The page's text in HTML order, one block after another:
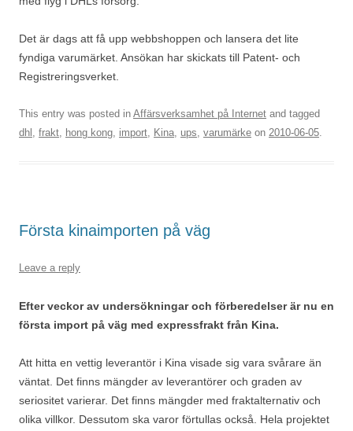
Det är dags att få upp webbshoppen och lansera det lite
fyndiga varumärket. Ansökan har skickats till Patent- och
Registreringsverket.
This entry was posted in Affärsverksamhet på Internet and tagged
dhl , frakt, hong kong, import, Kina, ups, varumärke on 2010-06-05.
Första kinaimporten på väg
Leave a reply
Efter veckor av undersökningar och förberedelser är nu en
första import på väg med expressfrakt från Kina.
Att hitta en vettig leverantör i Kina visade sig vara svårare än
väntat. Det finns mängder av leverantörer och graden av
seriositet varierar. Det finns mängder med fraktalternativ och
olika villkor. Dessutom ska varor förtullas också. Hela projektet